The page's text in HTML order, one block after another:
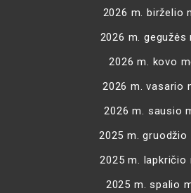
2026 m. birželio
2026 m. gegužės
2026 m. kovo
2026 m. vasario
2026 m. sausio
2025 m. gruodžio
2025 m. lapkričio
2025 m. spalio